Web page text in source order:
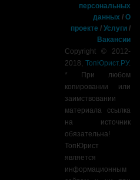
персональных
данных /О
проекте /Услуги /
Вакансии
Copyright © 2012-
2018,ТопЮрист.РУ.
* При любом
копировании или
заимствовании
материала ссылка
на источник
обязательна!
ТопЮрист
является
информационным